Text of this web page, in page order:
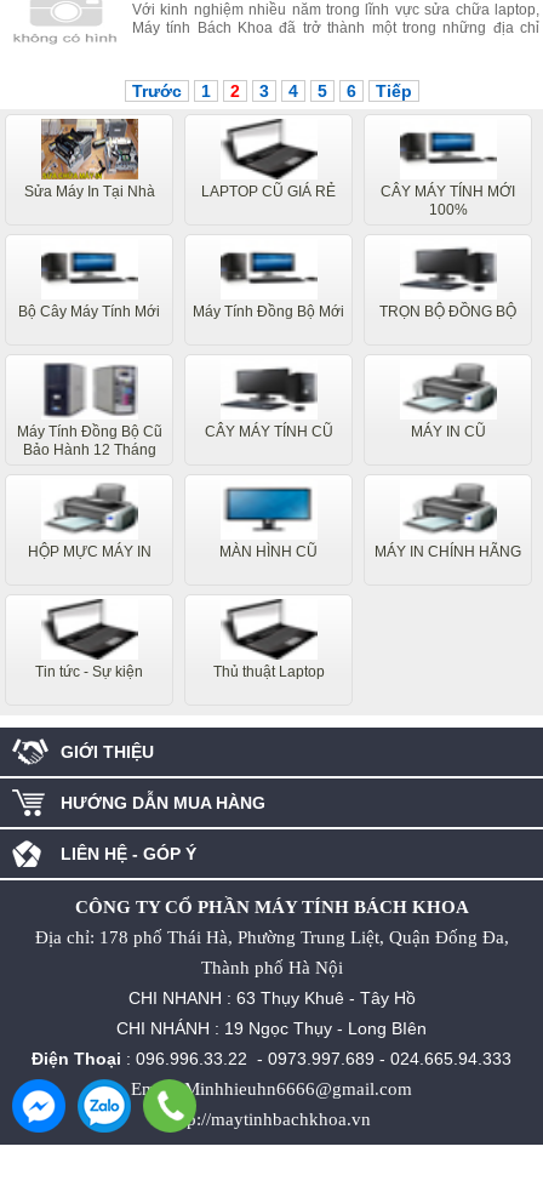
Với kinh nghiệm nhiều năm trong lĩnh vực sửa chữa laptop,
Máy tính Bách Khoa đã trở thành một trong những địa chỉ
Trước 1 2 3 4 5 6 Tiếp
Sửa Máy In Tại Nhà LAPTOP CŨ GIÁ RẺ
CÂY MÁY TÍNH MỚI
100%
Bộ Cây Máy Tính Mới Máy Tính Đồng Bộ Mới TRỌN BỘ ĐỒNG BỘ
Máy Tính Đồng Bộ Cũ
Bảo Hành 12 Tháng
CÂY MÁY TÍNH CŨ MÁY IN CŨ
HỘP MỰC MÁY IN MÀN HÌNH CŨ MÁY IN CHÍNH HÃNG
Tin tức - Sự kiện Thủ thuật Laptop
GIỚI THIỆU
HƯỚNG DẪN MUA HÀNG
LIÊN HỆ - GÓP Ý
CÔNG TY CỔ PHẦN MÁY TÍNH BÁCH KHOA
Địa chỉ: 178 phố Thái Hà, Phường Trung Liệt, Quận Đống Đa,
Thành phố Hà Nội
CHI NHANH : 63 Thụy Khuê - Tây Hồ
CHI NHÁNH : 19 Ngọc Thụy - Long BIên
Điện Thoại : 096.996.33.22 - 0973.997.689 - 024.665.94.333
Email: Minhhieuhn6666@gmail.com
http://maytinhbachkhoa.vn